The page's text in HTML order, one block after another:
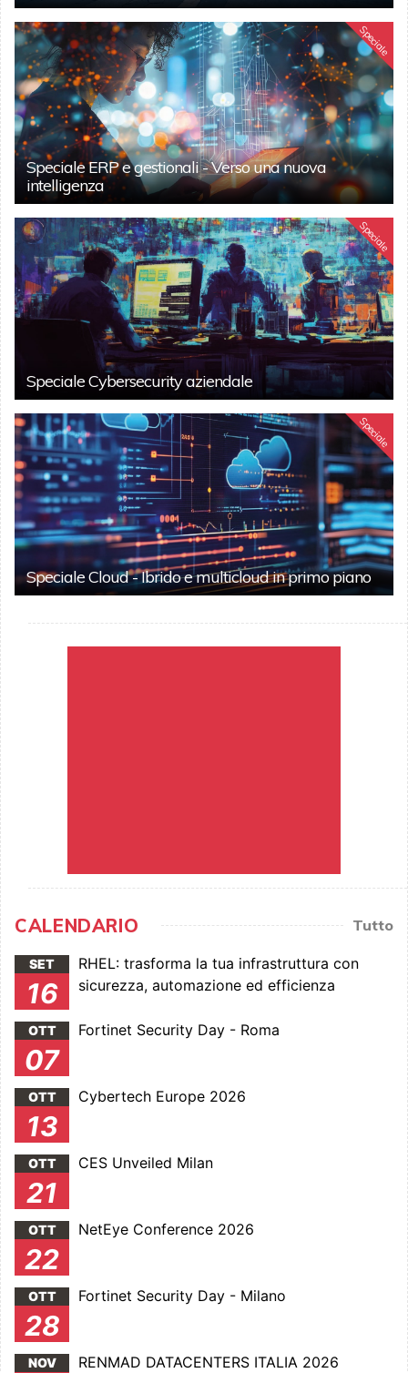
Speciale
Speciale ERP e gestionali - Verso una nuova
intelligenza
Speciale
Speciale Cybersecurity aziendale
Speciale
Speciale Cloud - Ibrido e multicloud in primo piano
CALENDARIO Tutto
SET
16
RHEL: trasforma la tua infrastruttura con
sicurezza, automazione ed efficienza
OTT
07
Fortinet Security Day - Roma
OTT
13
Cybertech Europe 2026
OTT
21
CES Unveiled Milan
OTT
22
NetEye Conference 2026
OTT
28
Fortinet Security Day - Milano
NOV RENMAD DATACENTERS ITALIA 2026